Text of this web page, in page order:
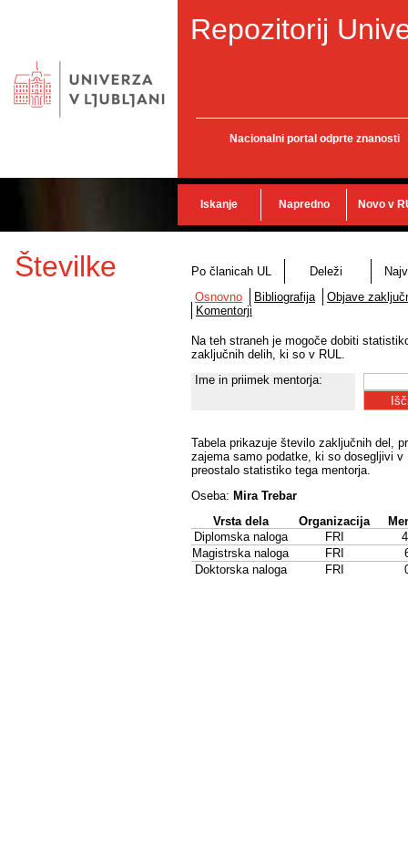
Repozitorij
Nacionalni portal odprte znanosti
Iskanje Napredno Novo v
Številke Po članicah UL Deleži
Osnovno
Bibliografija
Objave
Komentorji
Na teh straneh je mogoče dobiti
zaključnih delih, ki so v RUL.
Ime in priimek mentorja:
Tabela prikazuje število zaključnih del,
zajema samo podatke, ki so dosegljivi
preostalo statistiko tega mentorja.
Oseba: Mira Trebar
Vrsta dela
Organizacija
Diplomska naloga
FRI
Magistrska naloga
FRI
Doktorska naloga
FRI